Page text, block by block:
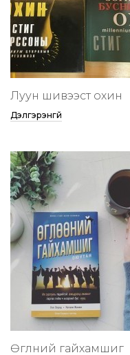
Луун шивээст охин
Дэлгэрэнгүй
Өглөөний гайхамшиг